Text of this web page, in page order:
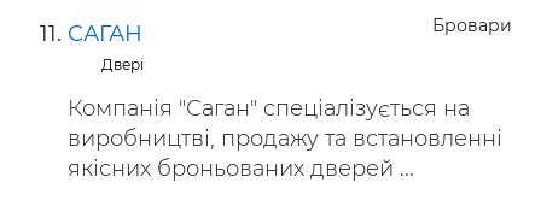
Бровари
САГАН
Двері
Компанія "Саган" спеціалізується на
виробництві, продажу та встановленні
якісних броньованих дверей ...